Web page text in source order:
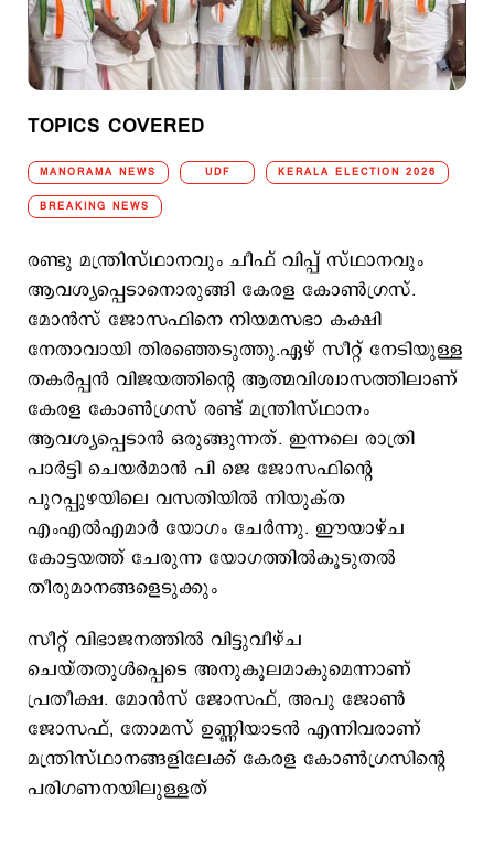
TOPICS COVERED
MANORAMA NEWS UDF KERALA ELECTION 2026
BREAKING NEWS
രണ്ടു മന്ത്രിസ്ഥാനവും ചീഫ് വിപ്പ് സ്ഥാനവും
ആവശ്യപ്പെടാനൊരുങ്ങി കേരള കോൺഗ്രസ്.
മോൻസ് ജോസഫിനെ നിയമസഭാ കക്ഷി
നേതാവായി തിരഞ്ഞെടുത്തു.ഏഴ് സീറ്റ് നേടിയുള്ള
തകർപ്പൻ വിജയത്തിന്റെ ആത്മവിശ്വാസത്തിലാണ്
കേരള കോൺഗ്രസ്‌ രണ്ട് മന്ത്രിസ്ഥാനം
ആവശ്യപ്പെടാൻ ഒരുങ്ങുന്നത്. ഇന്നലെ രാത്രി
പാർട്ടി ചെയർമാൻ പി ജെ ജോസഫിന്റെ
പുറപ്പുഴയിലെ വസതിയിൽ നിയുക്ത
എംഎൽഎമാർ യോഗം ചേർന്നു. ഈയാഴ്ച
കോട്ടയത്ത്‌ ചേരുന്ന യോഗത്തിൽകൂടുതൽ
തീരുമാനങ്ങളെടുക്കും
സീറ്റ് വിഭാജനത്തിൽ വിട്ടുവീഴ്ച
ചെയ്തതുൾപ്പെടെ അനുകൂലമാകുമെന്നാണ്
പ്രതീക്ഷ. മോൻസ് ജോസഫ്, അപു ജോൺ
ജോസഫ്, തോമസ് ഉണ്ണിയാടൻ എന്നിവരാണ്
മന്ത്രിസ്ഥാനങ്ങളിലേക്ക് കേരള കോൺഗ്രസിന്റെ
പരിഗണനയിലുള്ളത്